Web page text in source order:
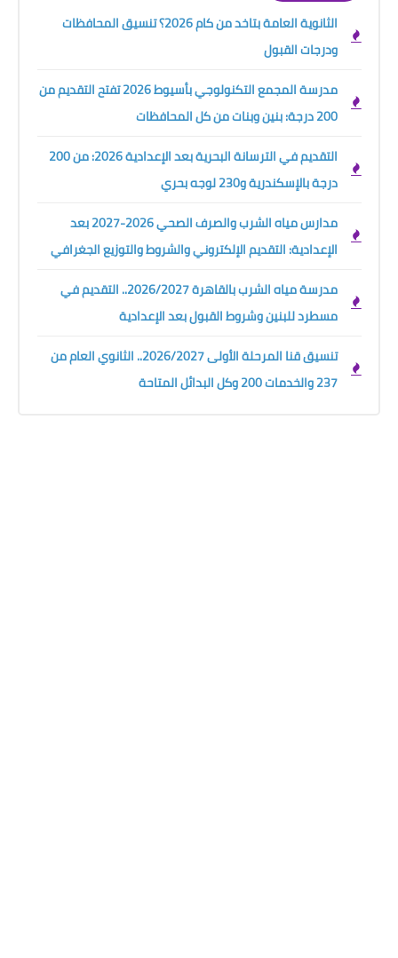
الثانوية العامة بتاخد من كام 2026؟ تنسيق المحافظات
ودرجات القبول
مدرسة المجمع التكنولوجي بأسيوط 2026 تفتح التقديم من
200 درجة: بنين وبنات من كل المحافظات
التقديم في الترسانة البحرية بعد الإعدادية 2026: من 200
درجة بالإسكندرية و230 لوجه بحري
مدارس مياه الشرب والصرف الصحي 2026-2027 بعد
الإعدادية: التقديم الإلكتروني والشروط والتوزيع الجغرافي
مدرسة مياه الشرب بالقاهرة 2026/2027.. التقديم في
مسطرد للبنين وشروط القبول بعد الإعدادية
تنسيق قنا المرحلة الأولى 2026/2027.. الثانوي العام من
237 والخدمات 200 وكل البدائل المتاحة